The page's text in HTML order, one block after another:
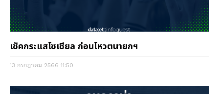
เช็คกระแสโซเชียล ก่อนโหวตนายกฯ
13 กรกฎาคม 2566 11:50